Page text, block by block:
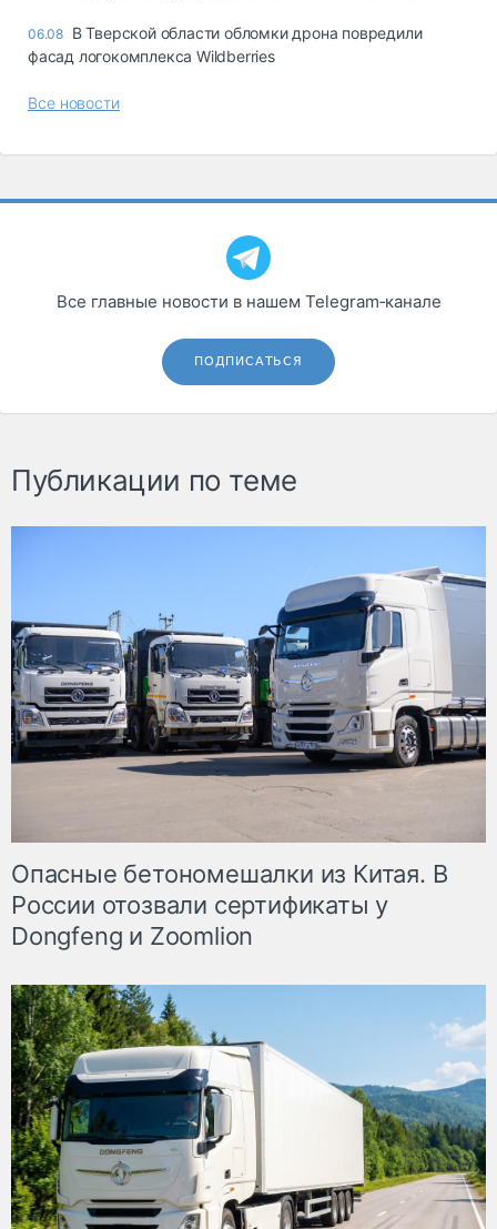
06.08 В Тверской области обломки дрона повредили
фасад логокомплекса Wildberries
Все новости
Все главные новости в нашем Telegram‑канале
ПОДПИСАТЬСЯ
Публикации по теме
Опасные бетономешалки из Китая. В
России отозвали сертификаты у
Dongfeng и Zoomlion